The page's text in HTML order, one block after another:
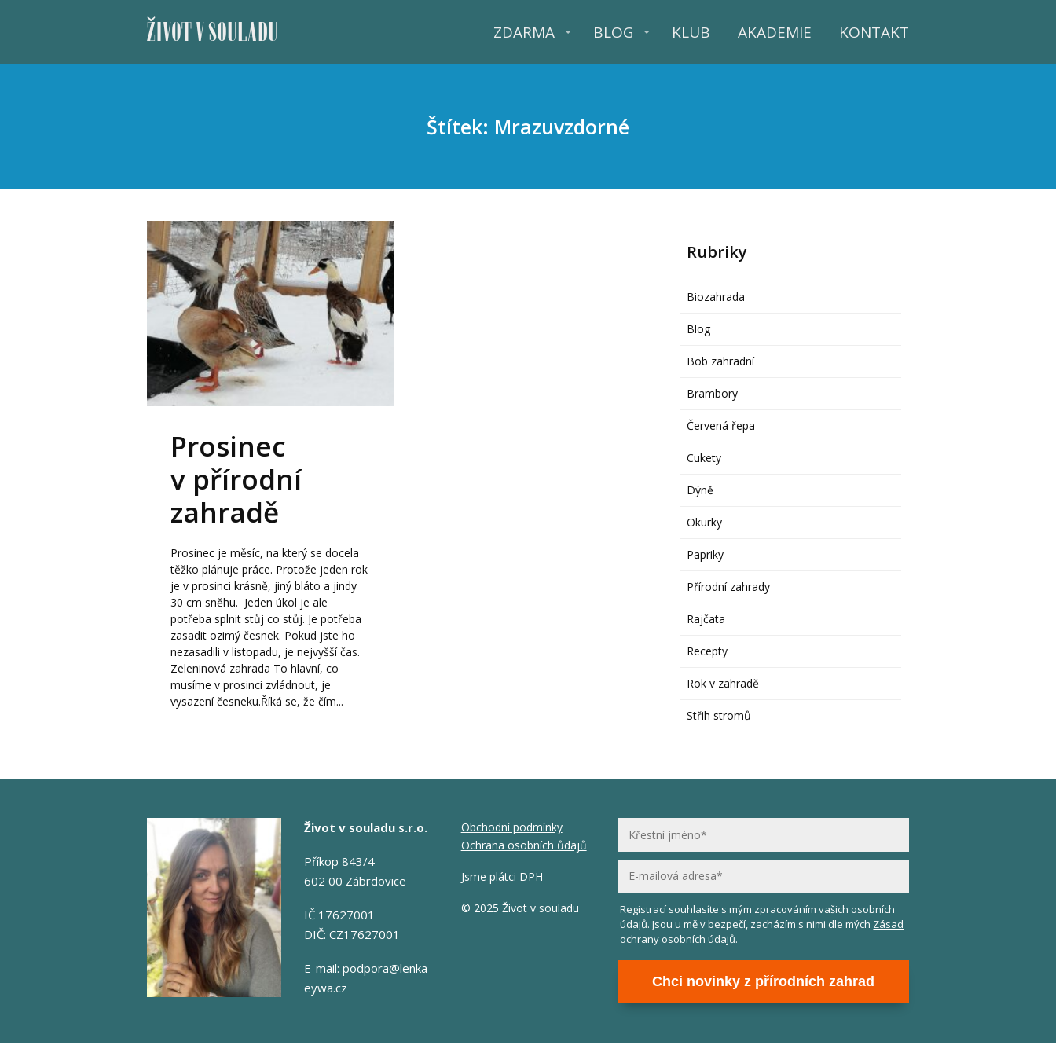
ŽIVOT V SOULADU ZDARMA BLOG KLUB AKADEMIE KONTAKT
Štítek: Mrazuvzdorné
Prosinec
v přírodní
zahradě
Prosinec je měsíc, na který se docela
těžko plánuje práce. Protože jeden rok
je v prosinci krásně, jiný bláto a jindy
30 cm sněhu. Jeden úkol je ale
potřeba splnit stůj co stůj. Je potřeba
zasadit ozimý česnek. Pokud jste ho
nezasadili v listopadu, je nejvyšší čas.
Zeleninová zahrada To hlavní, co
musíme v prosinci zvládnout, je
vysazení česneku.Říká se, že čím...
Rubriky
Biozahrada
Blog
Bob zahradní
Brambory
Červená řepa
Cukety
Dýně
Okurky
Papriky
Přírodní zahrady
Rajčata
Recepty
Rok v zahradě
Střih stromů
Život v souladu s.r.o.
Příkop 843/4
602 00 Zábrdovice
IČ 17627001
DIČ: CZ17627001
E-mail: podpora@lenka-
eywa.cz
Obchodní podmínky
Ochrana osobních ůdajů
Jsme plátci DPH
© 2025 Život v souladu
Registrací souhlasíte s mým zpracováním vašich osobních
údajů. Jsou u mě v bezpečí, zacházím s nimi dle mých Zásad
ochrany osobních údajů.
Chci novinky z přírodních zahrad